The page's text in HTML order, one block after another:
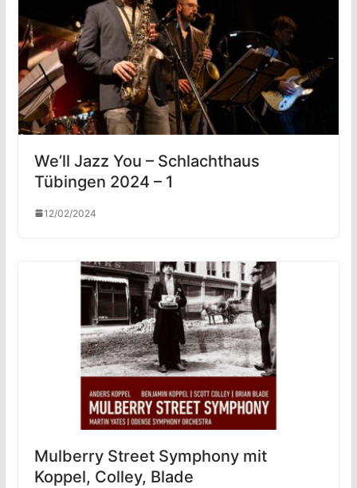
We’ll Jazz You – Schlachthaus
Tübingen 2024 – 1
12/02/2024
Mulberry Street Symphony mit
Koppel, Colley, Blade